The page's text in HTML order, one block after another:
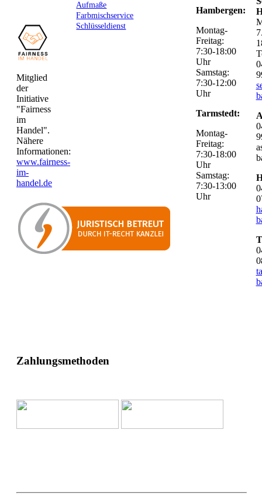
Mitglied
der
Initiative
"Fairness
im
Handel".
Nähere
Informationen:
www.fairness-
im-
handel.de
Aufmaße
Farbmischservice
Schlüsseldienst
Hambergen:
Montag-
Freitag:
7:30-18:00
Uhr
Samstag:
7:30-12:00
Uhr
Tarmstedt:
Montag-
Freitag:
7:30-18:00
Uhr
Samstag:
7:30-13:00
Uhr
Zahlungsmethoden